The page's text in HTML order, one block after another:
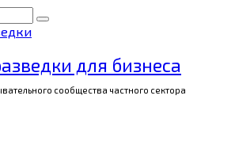
для бизнеса
сообщества частного сектора